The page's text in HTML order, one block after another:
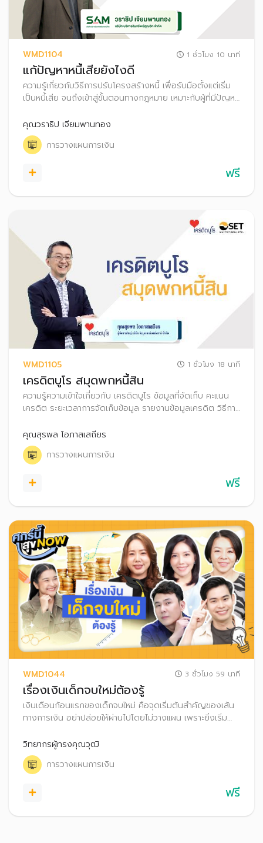
WMD1104 1 ชั่วโมง 10 นาที
แก้ปัญหาหนี้เสียยังไงดี
ความรู้เกี่ยวกับวิธีการปรับโครงสร้างหนี้ เพื่อรับมือตั้งแต่เริ่ม
เป็นหนี้เสีย จนถึงเข้าสู่ขั้นตอนทางกฎหมาย เหมาะกับผู้ที่มีปัญหา
บังคับคดี
คุณวราธิป เจียมพานทอง
การวางแผนการเงิน
ฟรี
WMD1105 1 ชั่วโมง 18 นาที
เครดิตบูโร สมุดพกหนี้สิน
ความรู้ความเข้าใจเกี่ยวกับ เครดิตบูโร ข้อมูล​ที่จัดเก็บ คะแนน
เครดิต ระยะเวลาการจัดเก็บข้อมูล รายงานข้อมูล​เครดิต วิธีการ
ข้อมูล รวมถึงการตรวจเครดิตบูโร​​ด้วยตัวเอง
คุณสุรพล โอภาสเสถียร
การวางแผนการเงิน
ฟรี
WMD1044 3 ชั่วโมง 59 นาที
เรื่องเงินเด็กจบใหม่ต้องรู้
เงินเดือนก้อนแรกของเด็กจบใหม่ คือจุดเริ่มต้นสำคัญของเส้น
ทางการเงิน อย่าปล่อยให้ผ่านไปโดยไม่วางแผน เพราะยิ่งเริ่ม
รับความเสี่ยงได้สูง
วิทยากรผู้ทรงคุณวุฒิ
การวางแผนการเงิน
ฟรี